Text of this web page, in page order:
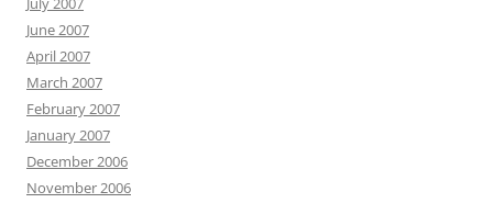
June 2007
April 2007
March 2007
February 2007
January 2007
December 2006
November 2006